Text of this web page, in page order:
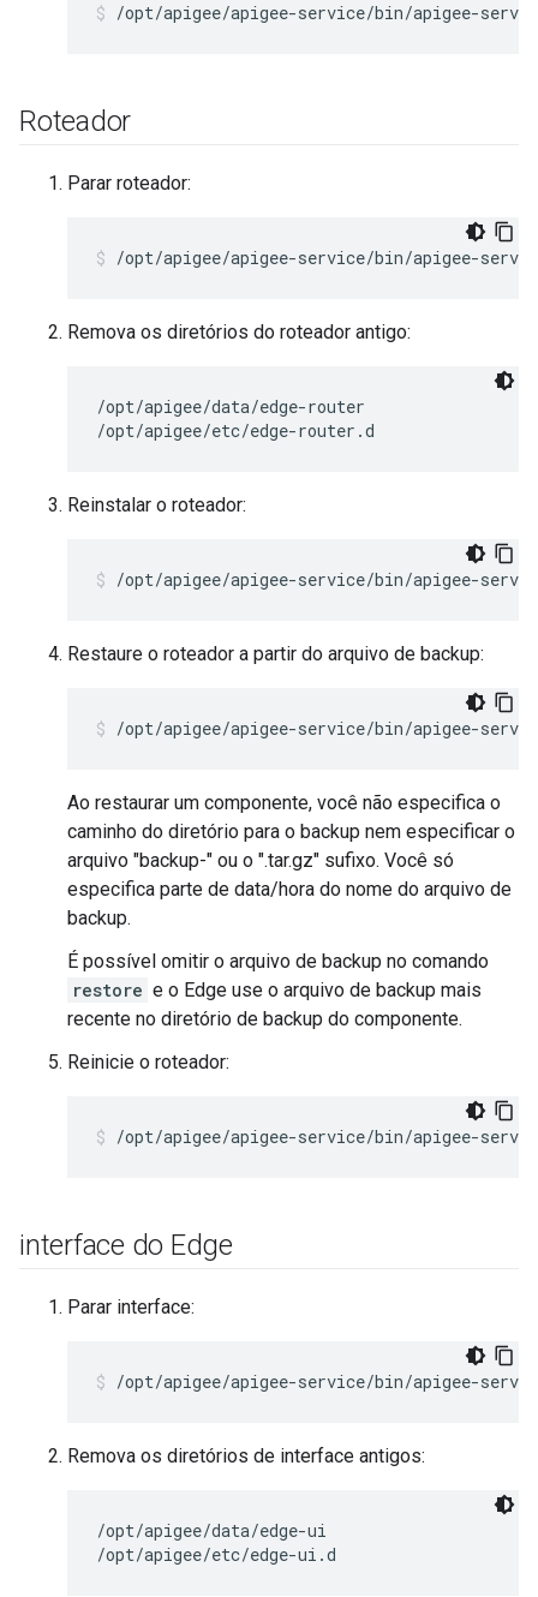
/opt/apigee/apigee-service/bin/apigee-
Roteador
Parar roteador:
/opt/apigee/apigee-service/bin/apigee-
Remova os diretórios do roteador antigo:
/opt/apigee/data/edge-router
/opt/apigee/etc/edge-router.d
Reinstalar o roteador:
/opt/apigee/apigee-service/bin/apigee-
Restaure o roteador a partir do arquivo de backup:
/opt/apigee/apigee-service/bin/apigee-
Ao restaurar um componente, você não especifica o
caminho do diretório para o backup nem especificar o
arquivo "backup-" ou o ".tar.gz" sufixo. Você só
especifica parte de data/hora do nome do arquivo de
backup.
É possível omitir o arquivo de backup no comando
restore e o Edge use o arquivo de backup mais
recente no diretório de backup do componente.
Reinicie o roteador:
/opt/apigee/apigee-service/bin/apigee-
interface do Edge
Parar interface:
/opt/apigee/apigee-service/bin/apigee-
Remova os diretórios de interface antigos:
/opt/apigee/data/edge-ui
/opt/apigee/etc/edge-ui.d